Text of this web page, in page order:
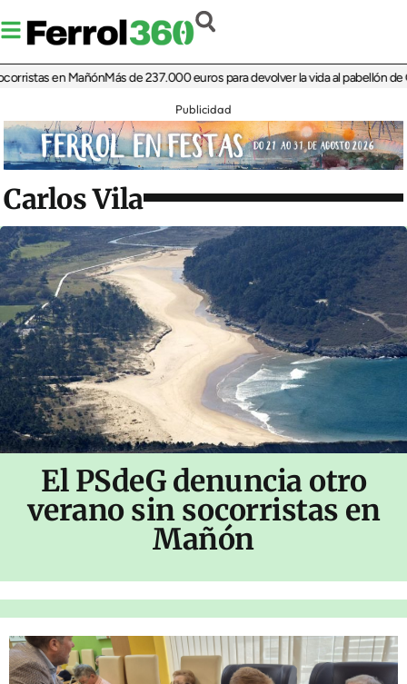
en MañónMás de 237.000 euros para devolver la vida al pabellón de
Publicidad
Carlos Vila
El PSdeG denuncia otro
verano sin socorristas en
Mañón